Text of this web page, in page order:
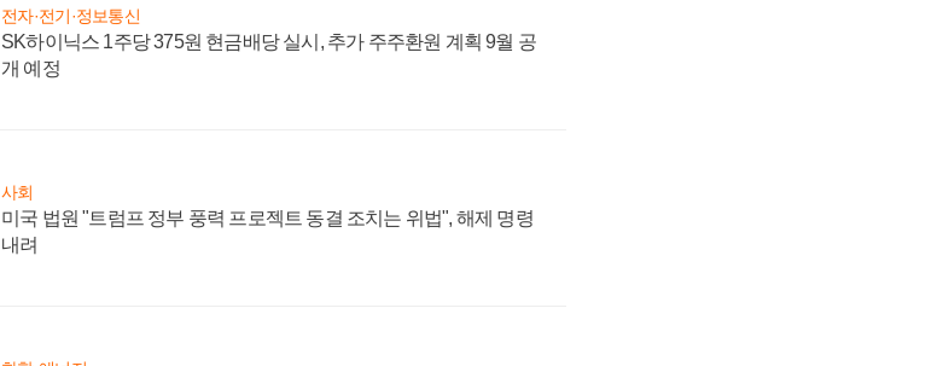
전자·전기·정보통신
SK하이닉스 1주당 375원 현금배당 실시, 추가 주주환원 계획 9월 공
개 예정
사회
미국 법원 "트럼프 정부 풍력 프로젝트 동결 조치는 위법", 해제 명령
내려